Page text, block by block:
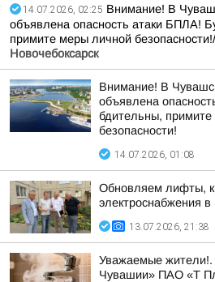
14.07.2026, 02:25 Внимание! В
объявлена опасность атаки БПЛА!
примите меры личной
Новочебоксарск
Внимание! В
объявлена
бдительны,
безопасности!
14.07.2026, 01:08
Обновляем лифты,
электроснабжения в
13.07.2026, 21:38
Уважаемые
Чувашии» ПАО «Т